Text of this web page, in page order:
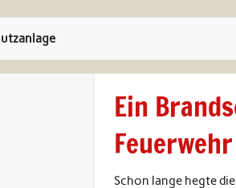
Ein
Schon lange hegte